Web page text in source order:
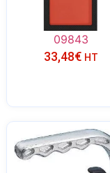
09843
33,48€ HT